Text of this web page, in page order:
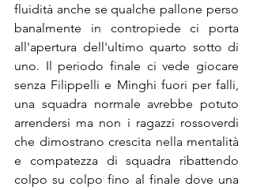
fluidità anche se qualche pallone perso
banalmente in contropiede ci porta
uno. Il periodo finale ci vede giocare
senza Filippelli e Minghi fuori per falli,
una squadra normale avrebbe potuto
arrendersi ma non i ragazzi rossoverdi
che dimostrano crescita nella mentalità
e compatezza di squadra ribattendo
colpo su colpo fino al finale dove una